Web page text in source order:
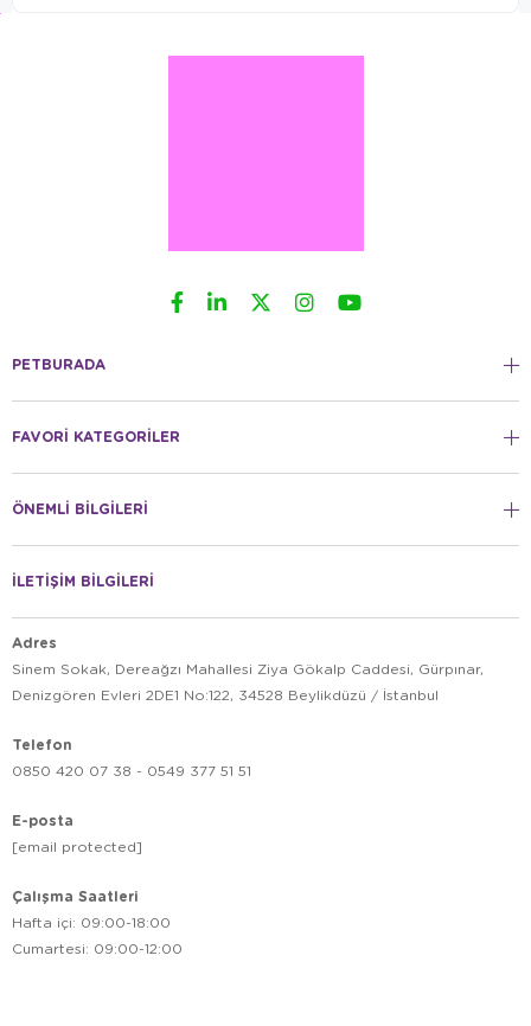
PETBURADA
FAVORİ KATEGORİLER
ÖNEMLİ BİLGİLERİ
İLETİŞİM BİLGİLERİ
Adres
Sinem Sokak, Dereağzı Mahallesi Ziya Gökalp Caddesi, Gürpınar,
Denizgören Evleri 2DE1 No:122, 34528 Beylikdüzü / İstanbul
Telefon
0850 420 07 38 - 0549 377 51 51
E-posta
[email protected]
Çalışma Saatleri
Hafta içi: 09:00-18:00
Cumartesi: 09:00-12:00